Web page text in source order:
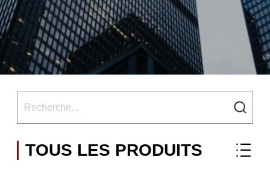
TOUS LES PRODUITS